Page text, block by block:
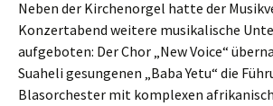
Neben der Kirchenorgel hatte der
Konzertabend weitere musikalische
aufgeboten: Der Chor „New Voice“
Suaheli gesungenen „Baba Yetu“ die
Blasorchester mit komplexen